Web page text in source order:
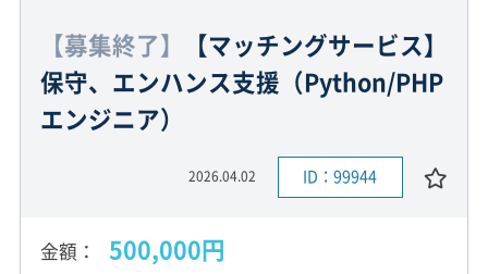
【募集終了】
【マッチングサービス】
保守、エンハンス支援（Python/PHP
エンジニア）
2026.04.02 ID：99944
金額 500,000円